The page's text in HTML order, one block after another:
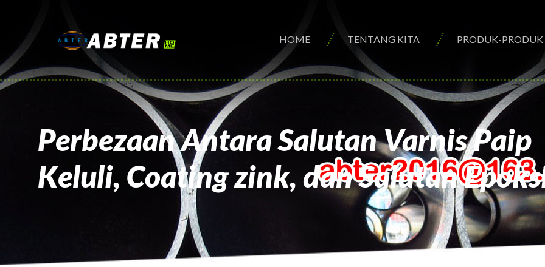
HOME TENTANG KITA PRODUK-PRODUK
Perbezaan Antara Salutan Varnis Paip
Keluli, Coating zink, dan Salutan